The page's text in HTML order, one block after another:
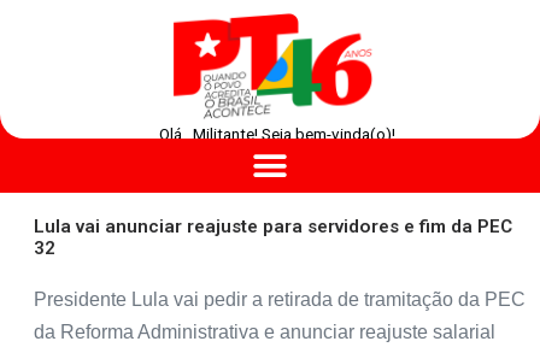
Olá , Militante! Seja bem-vinda(o)!
Lula vai anunciar reajuste para servidores e fim da PEC
32
Presidente Lula vai pedir a retirada de tramitação da PEC
da Reforma Administrativa e anunciar reajuste salarial